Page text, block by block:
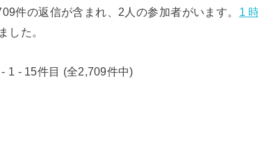
件の返信が含まれ、2人の参加者がいます。 1
した。
1 - 15件目 (全2,709件中)